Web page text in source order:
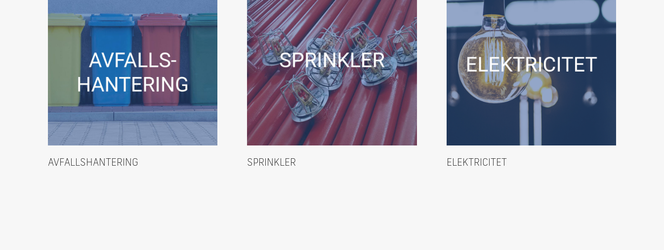
AVFALLSHANTERING SPRINKLER ELEKTRICITET